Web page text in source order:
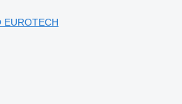
EUROTECH